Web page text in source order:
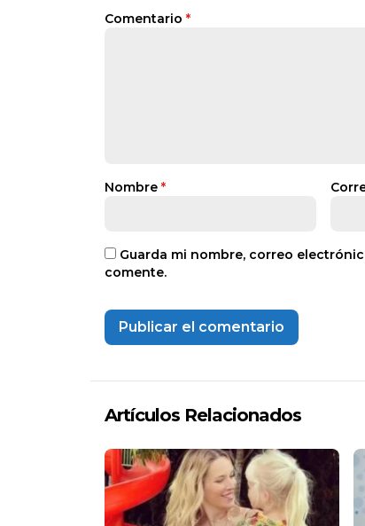
Comentario *
Nombre *
Guarda mi nombre, correo
comente.
Artículos Relacionados